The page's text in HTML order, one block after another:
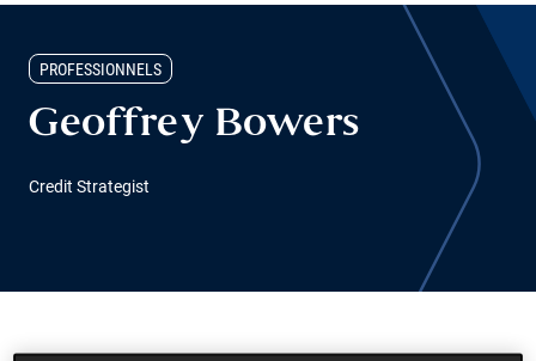
PROFESSIONNELS
Geoffrey Bowers
Credit Strategist